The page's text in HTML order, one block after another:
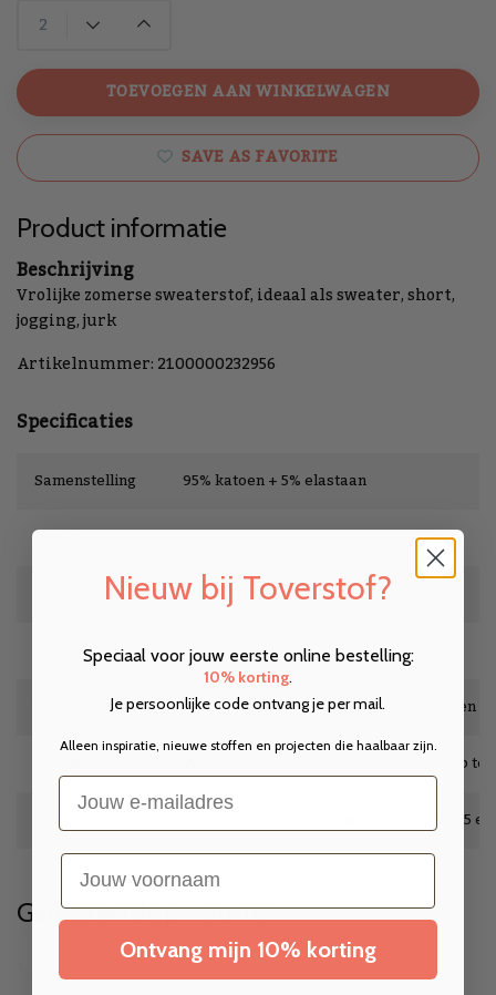
TOEVOEGEN AAN WINKELWAGEN
SAVE AS FAVORITE
Product informatie
Beschrijving
Vrolijke zomerse sweaterstof, ideaal als sweater, short,
jogging, jurk
Artikelnummer: 2100000232956
Specificaties
Samenstelling
95% katoen + 5% elastaan
Gewicht
Stofbreedte
145 cm
Naaldadvies
stretch
Wasvoorschrift
wassen op 30°, niet in de droger, strijken
Was de stof vooraf om eventuele krimp te
Knippen
1 eenheid = 10 cm dus wil je 50 cm, kies
Gerelateerde producten
Nieuw bij Toverstof?
Speciaal voor jouw eerste online bestelling:
10% korting.
Je persoonlijke code ontvang je per mail.
Alleen inspiratie, nieuwe stoffen en projecten die haalbaar zijn.
Email
voornaam
Ontvang mijn 10% korting